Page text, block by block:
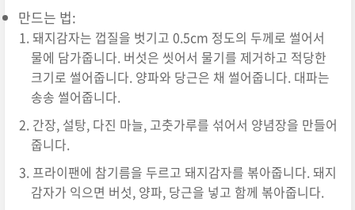
만드는 법:
돼지감자는 껍질을 벗기고 0.5cm 정도의 두께로 썰어서
물에 담가줍니다. 버섯은 씻어서 물기를 제거하고 적당한
크기로 썰어줍니다. 양파와 당근은 채 썰어줍니다. 대파는
송송 썰어줍니다.
간장, 설탕, 다진 마늘, 고춧가루를 섞어서 양념장을 만들어
줍니다.
프라이팬에 참기름을 두르고 돼지감자를 볶아줍니다. 돼지
감자가 익으면 버섯, 양파, 당근을 넣고 함께 볶아줍니다.